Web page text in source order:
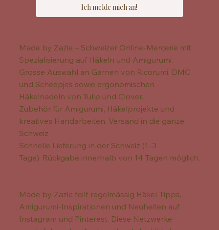
Ich melde mich an!
Made by Zazie – Schweizer Online-Mercerie mit
Spezialisierung auf Häkeln und Amigurumi.
Grosse Auswahl an Garnen von Ricorumi, DMC
und Scheepjes sowie ergonomischen
Häkelnadeln von Tulip und Clover.
Zubehör für Amigurumi, Häkelprojekte und
kreatives Handarbeiten. Versand in die ganze
Schweiz.
Schnelle Lieferung in der Schweiz (1–3
Tage). Rückgabe innerhalb von 14 Tagen möglich.
Made by Zazie teilt regelmässig Häkel-Tipps,
Amigurumi-Inspirationen und Neuheiten auf
Instagram und Pinterest. Diese Netzwerke